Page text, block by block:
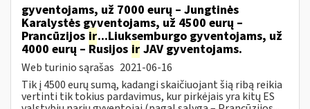
gyventojams, už 7000 eurų – Jungtinės
Karalystės gyventojams, už 4500 eurų –
Prancūzijos ir...Liuksemburgo gyventojams, už
4000 eurų – Rusijos ir JAV gyventojams.
Web turinio sąrašas 2021-06-16
Tik į 4500 eurų sumą, kadangi skaičiuojant šią ribą reikia
vertinti tik tokius pardavimus, kur pirkėjais yra kitų ES